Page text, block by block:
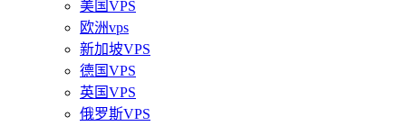
美国VPS
欧洲vps
新加坡VPS
德国VPS
英国VPS
俄罗斯VPS